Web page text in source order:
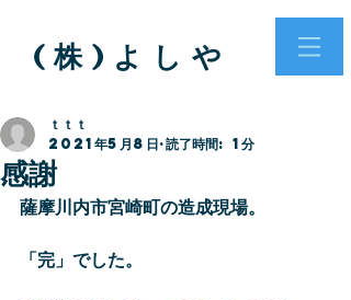
( 株 ) よ し や
感謝
ｔｔｔ
2021年5月8日 読了時間: 1分
薩摩川内市宮崎町の造成現場。
「完」でした。